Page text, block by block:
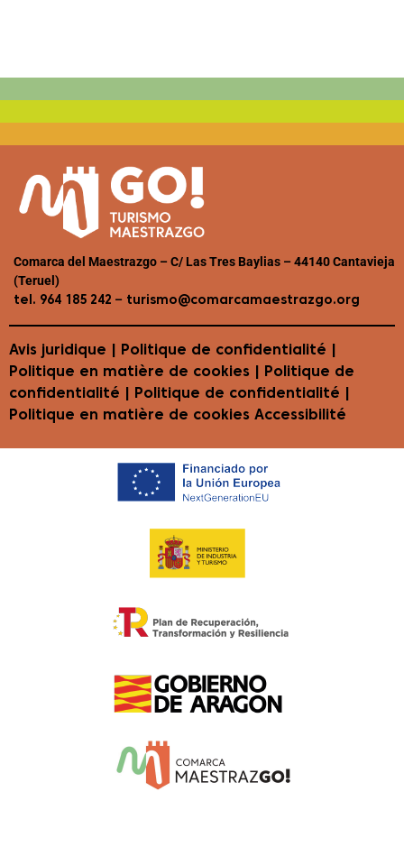
Comarca del Maestrazgo – C/ Las Tres Baylias – 44140 Cantavieja
(Teruel)
tel. 964 185 242 – turismo@comarcamaestrazgo.org
Avis juridique Politique de confidentialité
Politique en matière de cookies | Politique de
confidentialité | Politique de confidentialité |
Politique en matière de cookies Accessibilité